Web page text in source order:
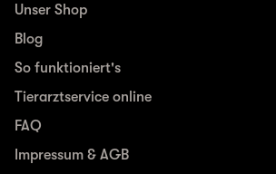
Unser Shop
Blog
So funktioniert's
Tierarztservice online
FAQ
Impressum & AGB